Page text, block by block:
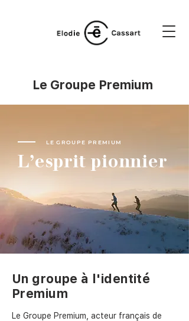
Le Groupe Premium
LE GROUPE PREMIUM
L'esprit pionnier
Un groupe à l'identité
Premium
Le Groupe Premium, acteur français de